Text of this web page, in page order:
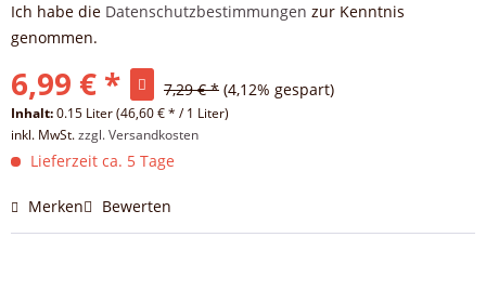
Ich habe die Datenschutzbestimmungen zur Kenntnis
genommen.
6,99 € * 7,29 € * (4,12% gespart)
Inhalt:0.15 Liter (46,60 € * / 1 Liter)
inkl. MwSt.zzgl. Versandkosten
Lieferzeit ca. 5 Tage
Merken Bewerten